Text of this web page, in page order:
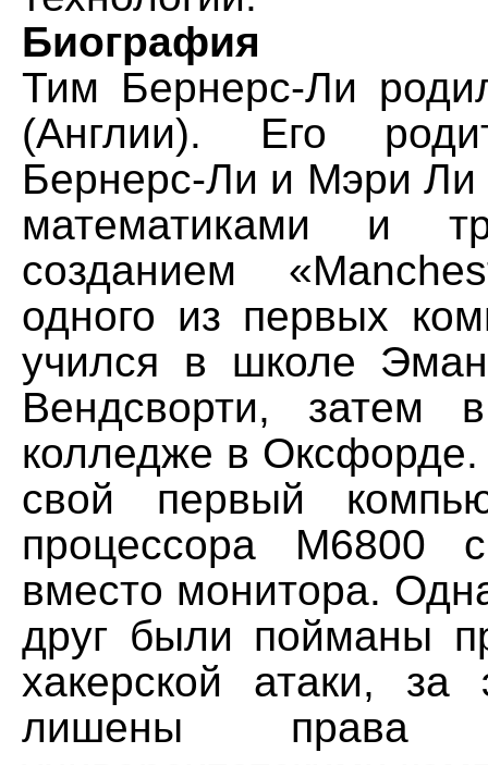
Биография
Тим Бернерс-Ли
(Англии). Его
Бернерс-Ли и Мэри
математиками и
созданием
одного из первых
учился в школе
Вендсворти, затем
колледже в
свой первый
процессора M6800
вместо монитора.
друг были пойманы
хакерской атаки,
лишены права